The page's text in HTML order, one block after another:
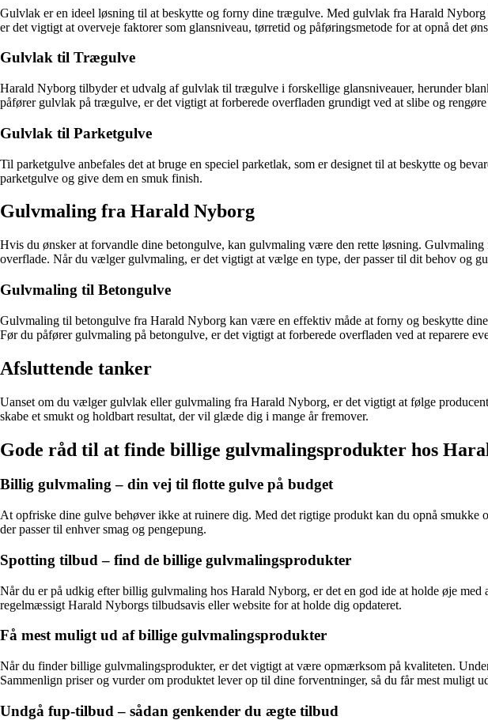
Gulvlak er en ideel løsning til at beskytte og forny dine trægulve. Med gulvlak fra Harald
er det vigtigt at overveje faktorer som glansniveau, tørretid og påføringsmetode for at opnå det
Gulvlak til Trægulve
Harald Nyborg tilbyder et udvalg af gulvlak til trægulve i forskellige glansniveauer, herunder
påfører gulvlak på trægulve, er det vigtigt at forberede overfladen grundigt ved at slibe og
Gulvlak til Parketgulve
Til parketgulve anbefales det at bruge en speciel parketlak, som er designet til at beskytte og
parketgulve og give dem en smuk finish.
Gulvmaling fra Harald Nyborg
Hvis du ønsker at forvandle dine betongulve, kan gulvmaling være den rette løsning.
overflade. Når du vælger gulvmaling, er det vigtigt at vælge en type, der passer til dit behov og
Gulvmaling til Betongulve
Gulvmaling til betongulve fra Harald Nyborg kan være en effektiv måde at forny og beskytte
Før du påfører gulvmaling på betongulve, er det vigtigt at forberede overfladen ved at reparere
Afsluttende tanker
Uanset om du vælger gulvlak eller gulvmaling fra Harald Nyborg, er det vigtigt at følge
skabe et smukt og holdbart resultat, der vil glæde dig i mange år fremover.
Gode råd til at finde billige gulvmalingsprodukter hos
Billig gulvmaling – din vej til flotte gulve på budget
At opfriske dine gulve behøver ikke at ruinere dig. Med det rigtige produkt kan du opnå
der passer til enhver smag og pengepung.
Spotting tilbud – find de billige gulvmalingsprodukter
Når du er på udkig efter billig gulvmaling hos Harald Nyborg, er det en god ide at holde øje
regelmæssigt Harald Nyborgs tilbudsavis eller website for at holde dig opdateret.
Få mest muligt ud af billige gulvmalingsprodukter
Når du finder billige gulvmalingsprodukter, er det vigtigt at være opmærksom på kvaliteten.
Sammenlign priser og vurder om produktet lever op til dine forventninger, så du får mest muligt
Undgå fup-tilbud – sådan genkender du ægte tilbud